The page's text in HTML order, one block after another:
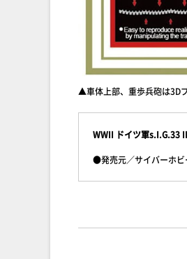
▲車体上部、重歩兵砲は3D
WWII ドイツ軍s.I.G.33
●発売元／サイバーホ